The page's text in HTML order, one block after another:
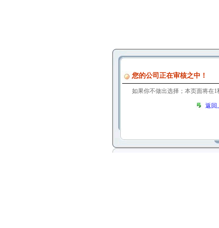
您的公司正在审核之中！
如果你不做出选择；本页面将在1
返回